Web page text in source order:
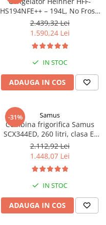
HS194NFE++ – 194L, No Frost,
6 Compartimente, Control
Electronic
2.439,32 Lei
1.590,24 Lei
IN STOC
ADAUGA IN COS
-31% Samus
Combina frigorifica Samus
SCX344ED, 260 litri, clasa E,
inaltime 180 cm, dozator de
apa, termostat reglabil, usi
reversibile, lumina interioara
tip LED, picioare reglabile,
argintie
2.112,92 Lei
1.448,07 Lei
IN STOC
ADAUGA IN COS